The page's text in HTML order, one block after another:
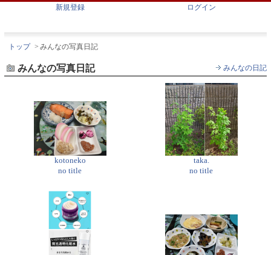
新規登録 ログイン
トップ > みんなの写真日記
みんなの写真日記 みんなの日記
kotoneko
no title
taka.
no title